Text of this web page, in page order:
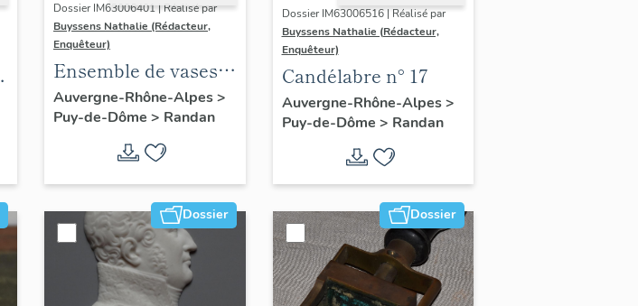
Dossier IM63006401 | Réalisé par
Buyssens Nathalie (Rédacteur,
Enquêteur)
Ensemble de vases
Médicis en fonte
peints (33)
Auvergne-Rhône-Alpes>
Puy-de-Dôme > Randan
Dossier IM63006516 | Réalisé par
Buyssens Nathalie (Rédacteur,
Enquêteur)
Candélabre n° 17
Auvergne-Rhône-Alpes>
Puy-de-Dôme > Randan
Dossier Dossier